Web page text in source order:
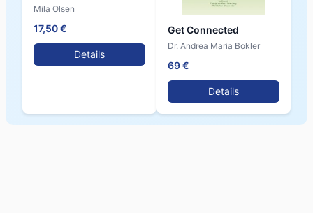
Mila Olsen
17,50 €
Details
Get Connected
Dr. Andrea Maria Bokler
69 €
Details